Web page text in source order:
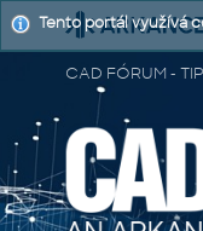
CAD FÓRUM -
Tento portál využívá